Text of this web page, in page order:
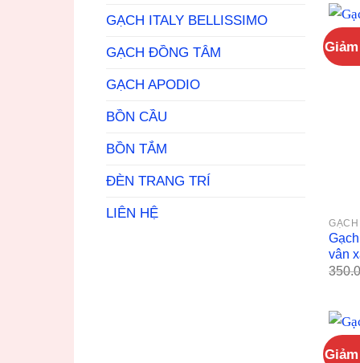
GẠCH ITALY BELLISSIMO
GẠCH ĐỒNG TÂM
GẠCH APODIO
BỒN CẦU
BỒN TẮM
ĐÈN TRANG TRÍ
LIÊN HỆ
vân